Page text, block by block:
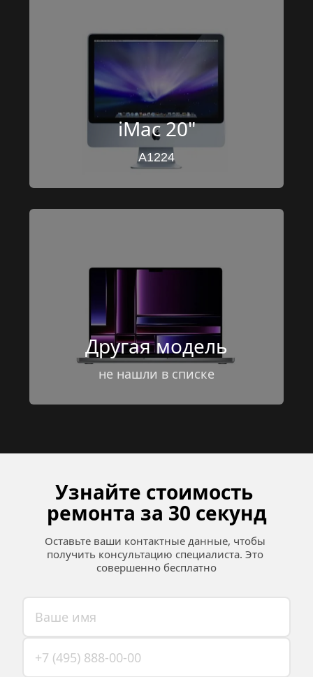
iMac 20"
A1224
Другая модель
не нашли в списке
Узнайте стоимость
ремонта за 30 секунд
Оставьте ваши контактные данные, чтобы
получить консультацию специалиста. Это
совершенно бесплатно